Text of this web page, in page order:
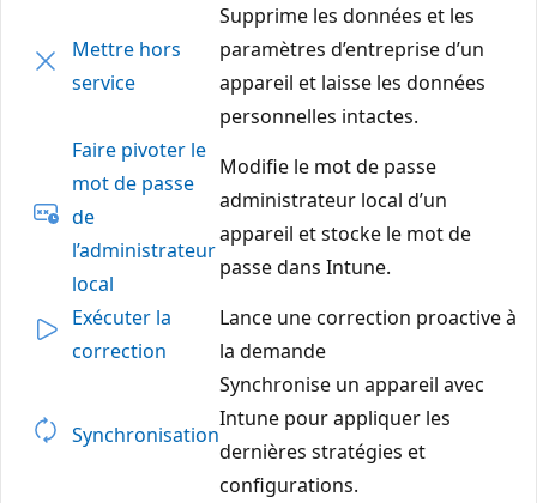
Mettre hors
service
Supprime les données et les
paramètres d’entreprise d’un
appareil et laisse les données
personnelles intactes.
Faire pivoter le
mot de passe
de
l’administrateur
local
Modifie le mot de passe
administrateur local d’un
appareil et stocke le mot de
passe dans Intune.
Exécuter la
correction
Lance une correction proactive à
la demande
Synchronisation
Synchronise un appareil avec
Intune pour appliquer les
dernières stratégies et
configurations.